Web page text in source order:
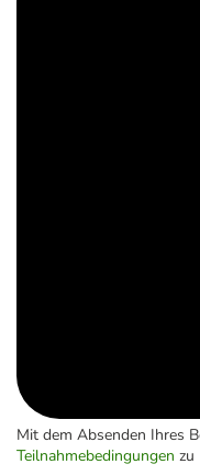
Mit dem Absenden Ihres
Teilnahmebedingungen zu